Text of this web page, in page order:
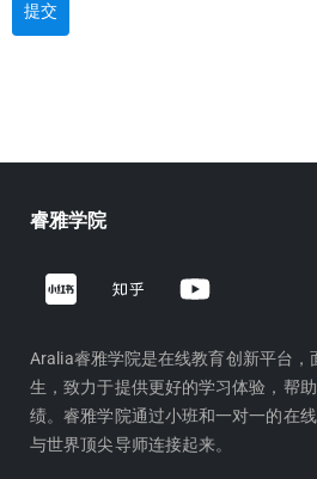
提交
睿雅学院
Z
h
h
u
Y
o
t
u
b
e
Aralia睿雅学院是在线教育创新平台
生，致力于提供更好的学习体验，帮
绩。睿雅学院通过小班和一对一的在
与世界顶尖导师连接起来。